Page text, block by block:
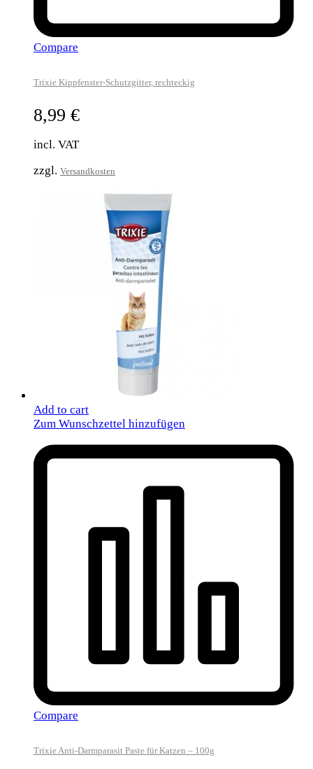
Compare
Trixie Kippfenster-Schutzgitter, rechteckig
8,99 €
incl. VAT
zzgl. Versandkosten
Add to cart
Zum Wunschzettel hinzufügen
Compare
Trixie Anti-Darmparasit Paste für Katzen – 100g